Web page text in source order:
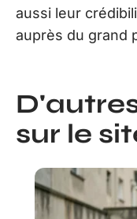
aussi leur
auprès du grand
sur le